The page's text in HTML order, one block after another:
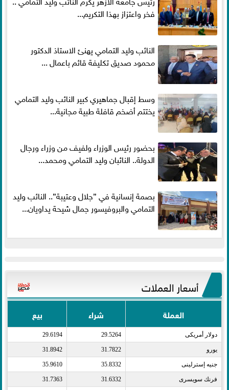
فخر واعتزاز بهذا التكريم...
النائب وليد التمامي يهنئ الاستاذ الدكتور
محمود صديق تكليفة قائم باعمال ...
وسط إقبال جماهيري كبير النائب وليد التمامي
يختتم أضخم قافلة طبية مجانية...
بحضور رئيس الوزراء ولفيف من وزراء ورجال
الدولة.. النائبان وليد التمامي ومحمد...
بصمة إنسانية في ”جلال وعتيبة”.. النائب وليد
التمامي والبروفيسور جمال شيحة يداويان...
أسعار العملات
العملة شراء بيع
دولار أمريكى​ 29.5264
29.6194
يورو​ 31.7822
31.8942
جنيه إسترلينى​ 35.8332
35.9610
فرنك سويسرى​ 31.6332
31.7363